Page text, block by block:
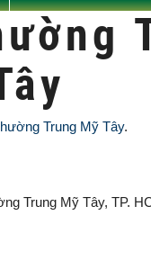
Trung Mỹ Tây.
Trung Mỹ Tây, TP.